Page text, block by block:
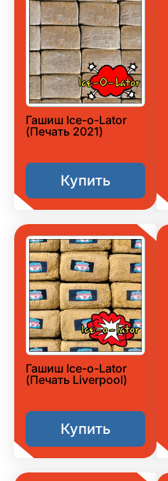
Гашиш Ice-o-Lator
(Печать 2021)
Купить
Гашиш Ice-o-Lator
(Печать Liverpool)
Купить